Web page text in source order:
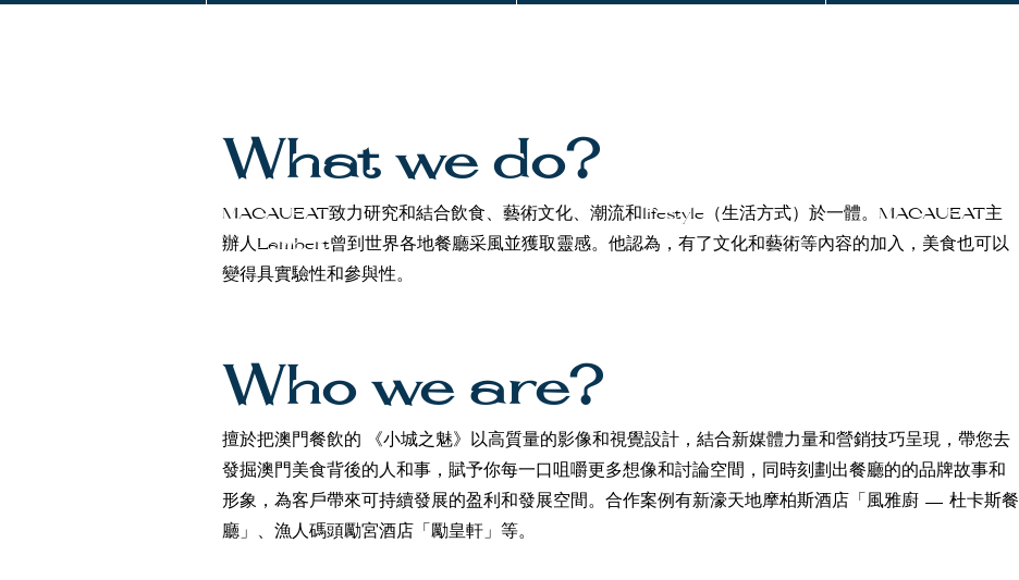
What we do?
MACAUEAT致力研究和結合飲食、藝術文化、潮流和lifestyle（生活方式）於一體。MACAUEAT主
辦人Lambert曾到世界各地餐廳采風並獲取靈感。他認為，有了文化和藝術等內容的加入，美食也可以
變得具實驗性和參與性。
Who we are?
擅於把澳門餐飲的 《小城之魅》以高質量的影像和視覺設計，結合新媒體力量和營銷技巧呈現，帶您去
發掘澳門美食背後的人和事，賦予你每一口咀嚼更多想像和討論空間，同時刻劃出餐廳的的品牌故事和
形象，為客戶帶來可持續發展的盈利和發展空間。合作案例有新濠天地摩柏斯酒店「風雅廚 — 杜卡斯餐
廳」、漁人碼頭勵宮酒店「勵皇軒」等。